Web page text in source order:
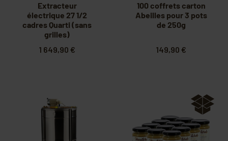
Extracteur
électrique 27 1/2
cadres Quarti (sans
grilles)
1 649,90 €
100 coffrets carton
Abeilles pour 3 pots
de 250g
149,90 €